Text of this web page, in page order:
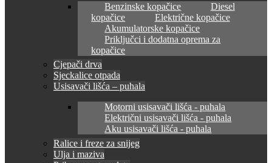
Benzinske kopačice
Diesel
kopačice
Električne kopačice
Akumulatorske kopačice
Priključci i dodatna oprema za
kopačice
Cjepači drva
Sjeckalice otpada
Usisavači lišća – puhala
Motorni usisavači lišća - puhala
Električni usisavači lišća - puhala
Aku usisavači lišća - puhala
Ralice i freze za snijeg
Ulja i maziva